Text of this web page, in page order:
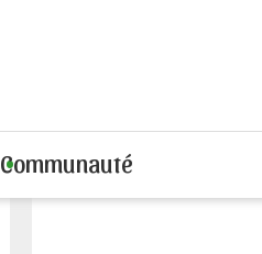
Communauté